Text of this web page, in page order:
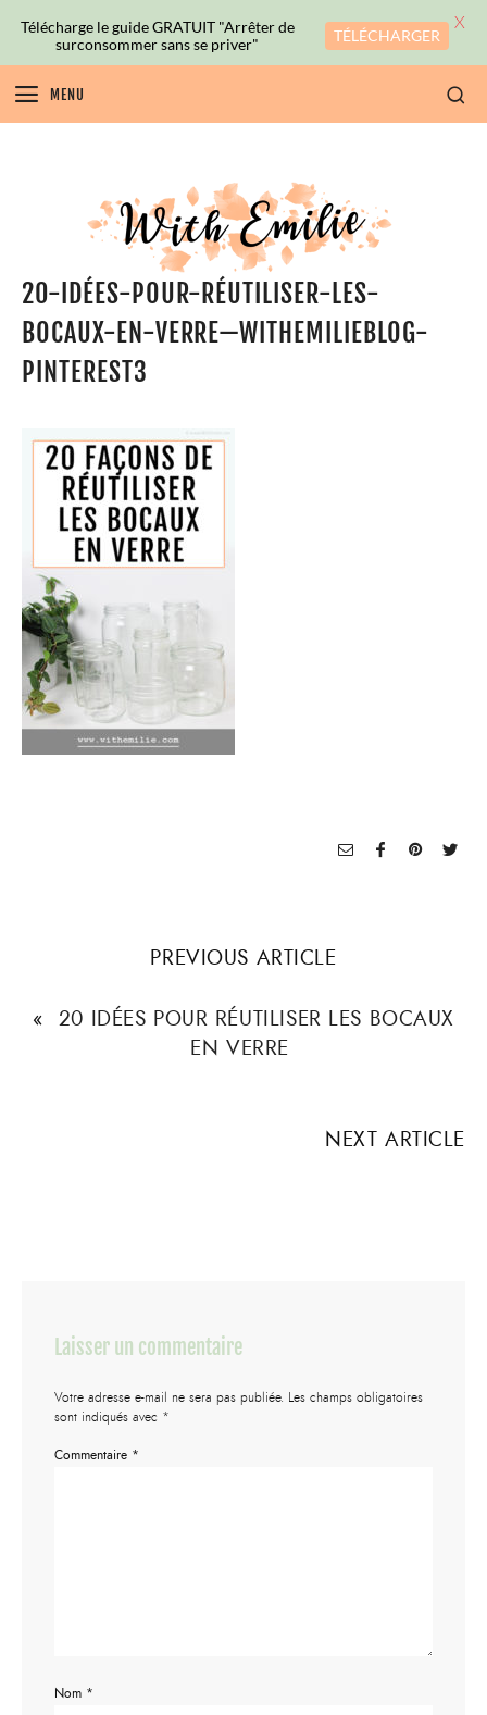
MENU
20-IDÉES-POUR-RÉUTILISER-LES-
BOCAUX-EN-VERRE—WITHEMILIEBLOG-
PINTEREST3
PREVIOUS ARTICLE
« 20 IDÉES POUR RÉUTILISER LES BOCAUX
EN VERRE
NEXT ARTICLE
Laisser un commentaire
Votre adresse e-mail ne sera pas publiée. Les champs obligatoires
sont indiqués avec *
Commentaire *
Nom *
Télécharge le guide GRATUIT "Arrêter de
surconsommer sans se priver"
TÉLÉCHARGER
X